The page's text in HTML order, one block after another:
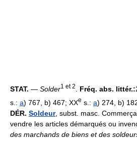
STAT. — Solder1 et 2 Fréq. abs. littér.:
s.: a) 767, b) 467; XXe s.: a) 274, b)
DÉR. Soldeur, subst. masc.
vendre les articles démarqués ou
des marchands de biens et des